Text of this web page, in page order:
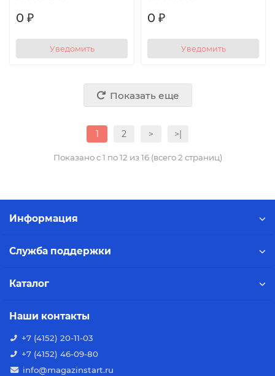
0 ₽
Уведомить
0 ₽
Уведомить
Показать еще
1 2 > >|
Показано с 1 по 12 из 16 (всего 2 страниц)
Информация
Служба поддержки
Каталог
Наши контакты
+7 (4152) 20-11-03
+7 (4152) 46-09-80
info@magazinstart.ru